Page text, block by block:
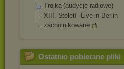
Trojka (audycje radiowe)
XIII. Století -Live in Berlin
zachomikowane
Ostatnio pobierane pliki